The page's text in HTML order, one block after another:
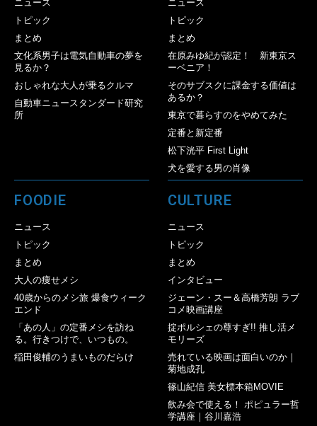
ニュース
トピック
まとめ
文化系男子は電気自動車の夢を
見るか？
おしゃれな大人が乗るクルマ
自動車ニュースタンダード研究
所
ニュース
トピック
まとめ
在原みゆ紀が認定！ 新東京ス
ーベニア！
そのサブスクに課金する価値は
あるか？
東京で暮らすのをやめてみた
定番と新定番
松下洸平 First Light
犬を愛する男の肖像
FOODIE
ニュース
トピック
まとめ
大人の痩せメシ
40歳からのメシ旅 爆食ウィーク
エンド
「あの人」の定番メシを訪ね
る。行きつけで、いつもの。
稲田俊輔のうまいものだらけ
CULTURE
ニュース
トピック
まとめ
インタビュー
ジェーン・スー＆高橋芳朗 ラブ
コメ映画講座
掟ポルシェの尊すぎ!! 推し活メ
モリーズ
売れている映画は面白いのか｜
菊地成孔
篠山紀信 美女標本箱MOVIE
飲み会で使える！ ポピュラー哲
学講座｜谷川嘉浩